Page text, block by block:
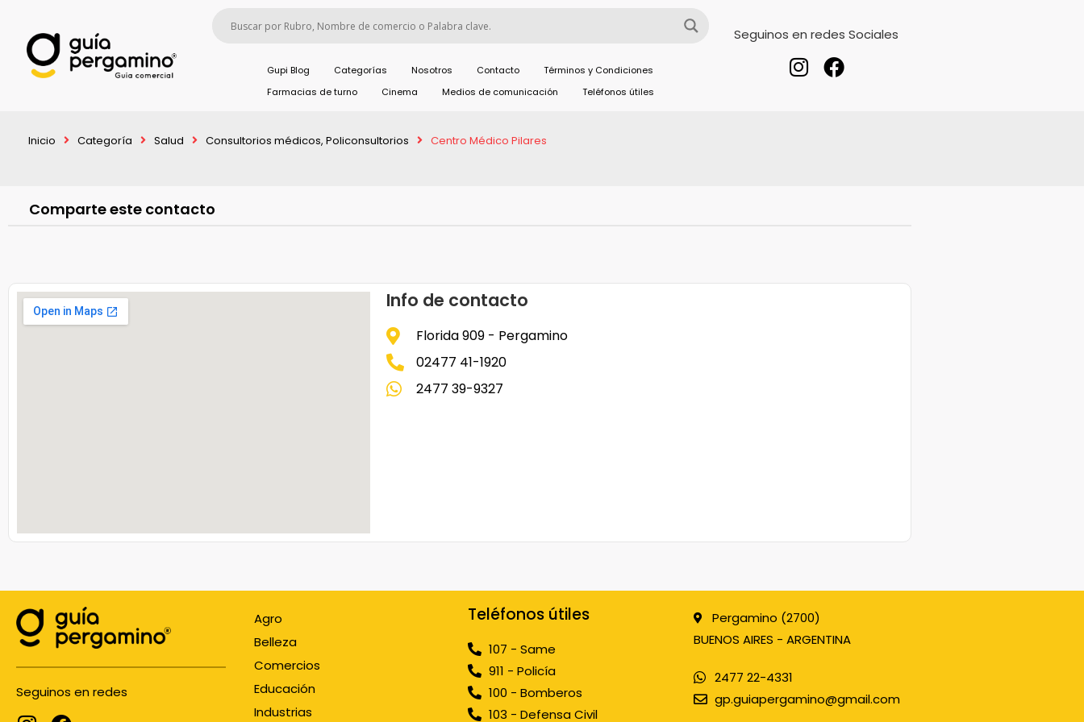
Gupi Blog Categorías Nosotros Contacto
Términos y Condiciones
Farmacias de turno
Cinema Medios de comunicación Teléfonos útiles
Seguinos en redes Sociales
Inicio Categoría Salud Consultorios médicos, Policonsultorios Centro Médico Pilares
Comparte este contacto
Info de contacto
Florida 909 - Pergamino
02477 41-1920
2477 39-9327
Seguinos en redes
Agro
Belleza
Comercios
Educación
Industrias
Teléfonos útiles
107 - Same
911 - Policía
100 - Bomberos
103 - Defensa Civil
Pergamino (2700)
BUENOS AIRES - ARGENTINA
2477 22-4331
gp.guiapergamino@gmail.com